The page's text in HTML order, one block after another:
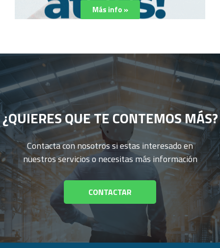
Más info »
¿QUIERES QUE TE CONTEMOS MÁS?
Contacta con nosotros si estas interesado en
nuestros servicios o necesitas más información
CONTACTAR